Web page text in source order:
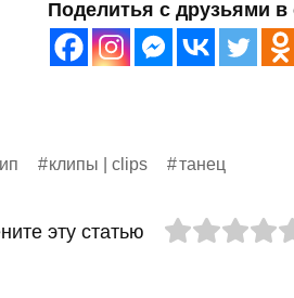
Поделитья с друзьями
клипы | clips танец
эту статью